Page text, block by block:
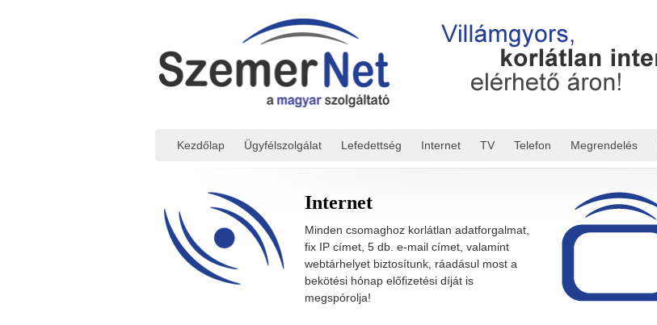
Kezdőlap Ügyfélszolgálat Lefedettség Internet TV Telefon Megrendelés
Internet
Minden csomaghoz korlátlan adatforgalmat,
fix IP címet, 5 db. e-mail címet, valamint
webtárhelyet biztosítunk, ráadásul most a
bekötési hónap előfizetési díját is
megspórolja!